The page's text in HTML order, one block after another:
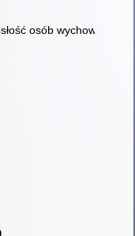
osób